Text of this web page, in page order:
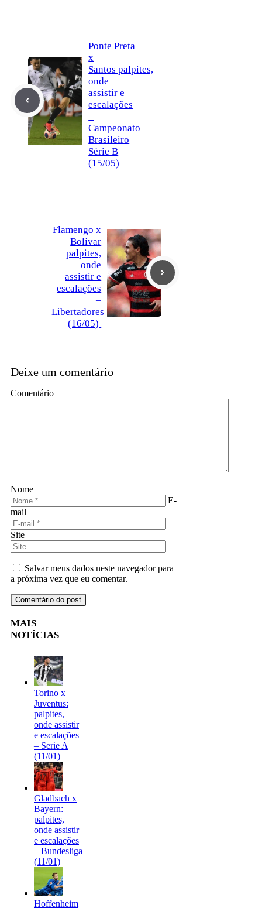
Ponte Preta
x
Santos palpites,
onde
assistir e
escalações
–
Campeonato
Brasileiro
Série B
(15/05)
Flamengo x
Bolívar
palpites,
onde
assistir e
escalações
–
Libertadores
(16/05)
Deixe um comentário
Comentário
Nome
E-
mail
Site
Salvar meus dados neste navegador para
a próxima vez que eu comentar.
MAIS
NOTÍCIAS
Torino x
Juventus:
palpites,
onde assistir
e escalações
– Serie A
(11/01)
Gladbach x
Bayern:
palpites,
onde assistir
e escalações
– Bundesliga
(11/01)
Hoffenheim